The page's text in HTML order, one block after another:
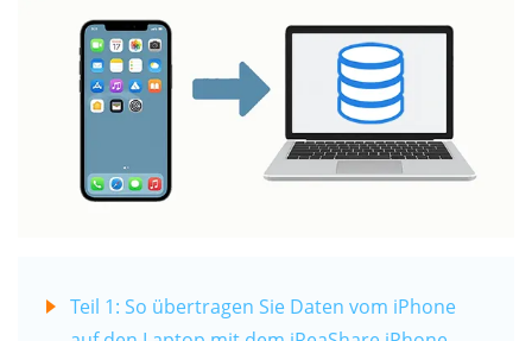
Teil 1: So übertragen Sie Daten vom iPhone